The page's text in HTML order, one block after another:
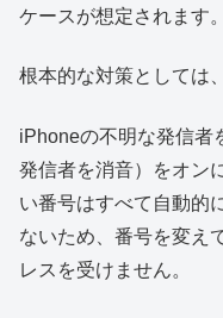
ケースが想定されます。
根本的な対策としては
iPhoneの不明な発信
発信者を消音）をオン
い番号はすべて自動的
ないため、番号を変え
レスを受けません。